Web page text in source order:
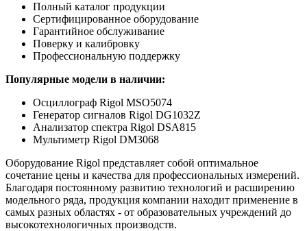
Полный каталог продукции
Сертифицированное оборудование
Гарантийное обслуживание
Поверку и калибровку
Профессиональную поддержку
Популярные модели в наличии:
Осциллограф Rigol MSO5074
Генератор сигналов Rigol DG1032Z
Анализатор спектра Rigol DSA815
Мультиметр Rigol DM3068
Оборудование Rigol представляет собой оптимальное
сочетание цены и качества для профессиональных измерений.
Благодаря постоянному развитию технологий и расширению
модельного ряда, продукция компании находит применение в
самых разных областях - от образовательных учреждений до
высокотехнологичных производств.